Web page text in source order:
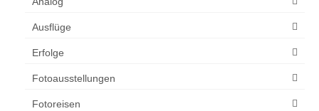
Ausflüge
Erfolge
Fotoausstellungen
Fotoreisen